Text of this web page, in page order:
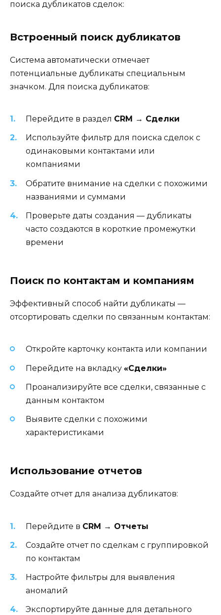
поиска дубликатов сделок:
Встроенный поиск дубликатов
Система автоматически отмечает
потенциальные дубликаты специальным
значком. Для поиска дубликатов:
Перейдите в раздел CRM → Сделки
Используйте фильтр для поиска сделок с
одинаковыми контактами или
компаниями
Обратите внимание на сделки с похожими
названиями и суммами
Проверьте даты создания — дубликаты
часто создаются в короткие промежутки
времени
Поиск по контактам и компаниям
Эффективный способ найти дубликаты —
отсортировать сделки по связанным контактам:
Откройте карточку контакта или компании
Перейдите на вкладку «Сделки»
Проанализируйте все сделки, связанные с
данным контактом
Выявите сделки с похожими
характеристиками
Использование отчетов
Создайте отчет для анализа дубликатов:
Перейдите в CRM → Отчеты
Создайте отчет по сделкам с группировкой
по контактам
Настройте фильтры для выявления
аномалий
Экспортируйте данные для детального